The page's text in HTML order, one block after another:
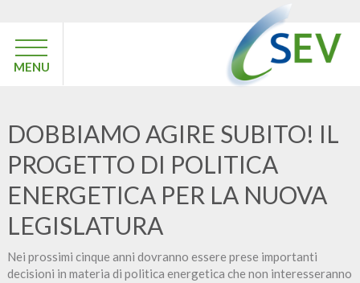
MENU
DOBBIAMO AGIRE SUBITO! IL
PROGETTO DI POLITICA
ENERGETICA PER LA NUOVA
LEGISLATURA
Nei prossimi cinque anni dovranno essere prese importanti
decisioni in materia di politica energetica che non interesseranno